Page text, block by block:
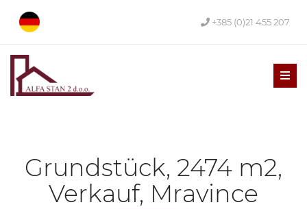
+385 (0)21 455 207
Grundstück, 2474 m2,
Verkauf, Mravince